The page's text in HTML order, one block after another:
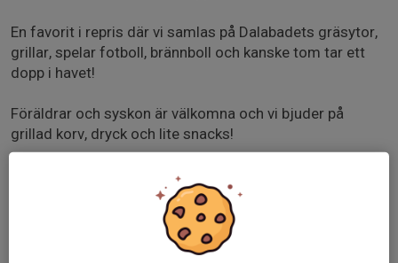
En favorit i repris där vi samlas på Dalabadets gräsytor,
grillar, spelar fotboll, brännboll och kanske tom tar ett
dopp i havet!
Föräldrar och syskon är välkomna och vi bjuder på
grillad korv, dryck och lite snacks!
Vi ser gärna om någon/några kan hjälpa till med att koka
lite kaffe, ta med något hemmabakat till fikat eller på
annat sätt ge oss en hjälpande hand.
Vi håller tummarna för toppen väder och att så många